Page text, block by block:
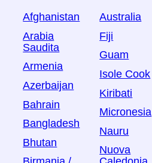
Afghanistan
Arabia
Saudita
Armenia
Azerbaijan
Bahrain
Bangladesh
Bhutan
Australia
Fiji
Guam
Isole Cook
Kiribati
Micronesia
Nauru
Nuova